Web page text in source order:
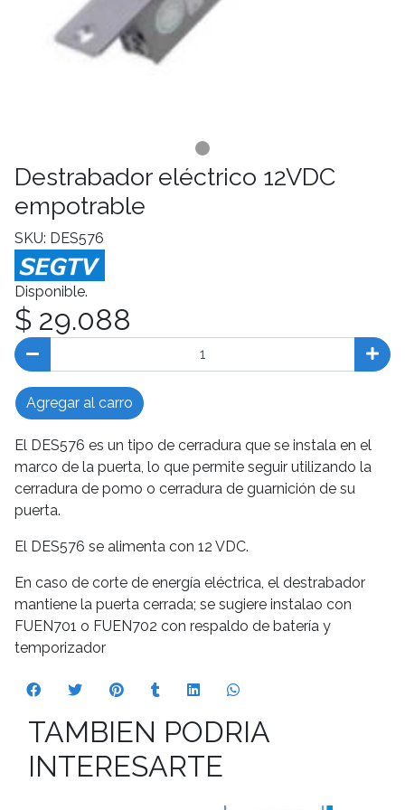
Destrabador eléctrico 12VDC
empotrable
SKU: DES576
Disponible.
$ 29.088
Agregar al carro
El DES576 es un tipo de cerradura que se instala en el
marco de la puerta, lo que permite seguir utilizando la
cerradura de pomo o cerradura de guarnición de su
puerta.
El DES576 se alimenta con 12 VDC.
En caso de corte de energía eléctrica, el destrabador
mantiene la puerta cerrada; se sugiere instalao con
FUEN701 o FUEN702 con respaldo de batería y
temporizador
TAMBIEN PODRIA
INTERESARTE